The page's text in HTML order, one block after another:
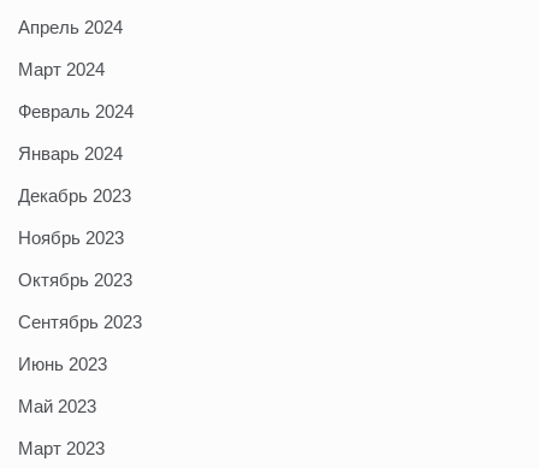
Апрель 2024
Март 2024
Февраль 2024
Январь 2024
Декабрь 2023
Ноябрь 2023
Октябрь 2023
Сентябрь 2023
Июнь 2023
Май 2023
Март 2023